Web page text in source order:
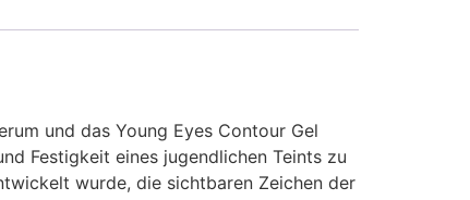
und das Young Eyes Contour Gel
Festigkeit eines jugendlichen Teints zu
wurde, die sichtbaren Zeichen der